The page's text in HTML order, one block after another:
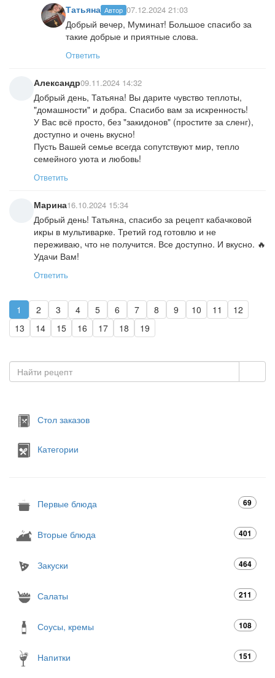
Татьяна Автор 07.12.2024 21:03
Добрый вечер, Муминат! Большое спасибо за
такие добрые и приятные слова.
Ответить
Александр09.11.2024 14:32
Добрый день, Татьяна! Вы дарите чувство теплоты,
"домашности" и добра. Спасибо вам за искренность!
У Вас всё просто, без "закидонов" (простите за сленг),
доступно и очень вкусно!
Пусть Вашей семье всегда сопутствуют мир, тепло
семейного уюта и любовь!
Ответить
Марина16.10.2024 15:34
Добрый день! Татьяна, спасибо за рецепт кабачковой
икры в мультиварке. Третий год готовлю и не
переживаю, что не получится. Все доступно. И вкусно. 🔥
Удачи Вам!
Ответить
1 2 3 4 5 6 7 8 9 10 11
12
13
14 15 16 17 18 19
Стол заказов
Категории
Первые блюда 69
Вторые блюда 401
Закуски 464
Салаты 211
Соусы, кремы 108
Напитки 151